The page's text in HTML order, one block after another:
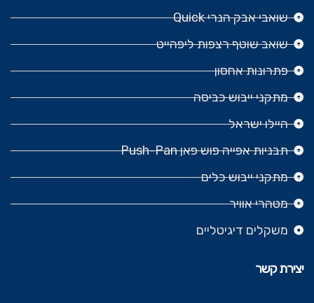
שואבי אבק הנרי Quick
שואב שוטף רצפות ליפהייט
פתרונות אחסון
מתקני ייבוש כביסה
היילו ישראל
תבניות אפייה פוש פאן Push-Pan
מתקני ייבוש כלים
מטהרי אוויר
משקלים דיגיטליים
יצירת קשר